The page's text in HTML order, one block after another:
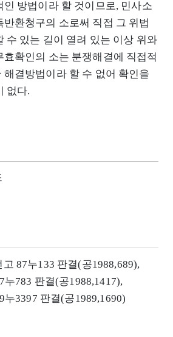
인 방법이라 할 것이므로, 민사소
환청구의 소로써 직접 그 위법
수 있는 길이 열려 있는 이상 위와
효확인의 소는 분쟁해결에 직접적
해결방법이라 할 수 없어 확인을
없다.
87누133 판결(공1988,689),
누783 판결(공1988,1417),
누3397 판결(공1989,1690)